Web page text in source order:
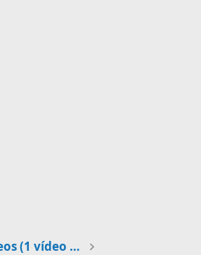
Promociona tus vídeos (1 vídeo al día)